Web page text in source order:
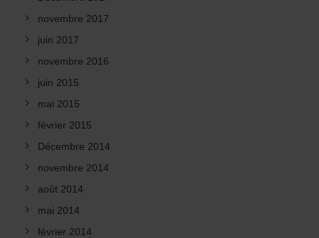
novembre 2017
juin 2017
novembre 2016
juin 2015
mai 2015
février 2015
Décembre 2014
novembre 2014
août 2014
mai 2014
février 2014